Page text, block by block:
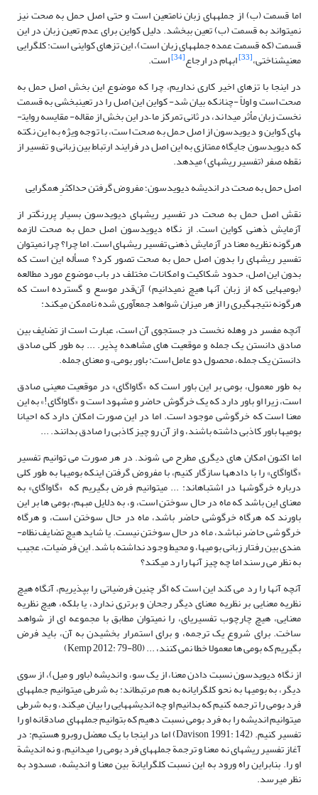
اما قسمت (ب) از جمله­های زبان نامتعین است و حتی اصل حمل به صحت نیز
نمی­تواند به قسمت (ب) تعین ببخشد. دلیل کواین برای عدم تعین زبان در این
قسمت (که قسمت عمده جمله­های زبان است)، این تزهای کواینی است: کل­گرایی
معنی­شناختی،[33] ابهام در ارجاع[34]
است.
در اینجا با تزهای اخیر کاری نداریم، چرا که موضوع این بخش اصل حمل به
صحت است و اولاً -چنانکه بیان شد- کواین این اصل را در تعین­بخشی به قسمت
نخست زبان مأثر می­داند، در ثانی تمرکز ما –در این بخش از مقاله- مقایسه روایت­
های کواین و دیویدسون از اصل حمل به صحت است، با توجه ویژه به این نکته
که دیویدسون جایگاه ممتازی به این اصل در فرایند ارتباط بین زبانی و تفسیر از
نقطه صفر (تفسیر ریشه­ای) می­دهد.
اصل حمل به صحت در اندیشه دیویدسون؛ مفروض گرفتن حداکثرِ هم­گرایی
نقش اصل حمل به صحت در تفسیر ریشه­ای دیویدسون بسیار پررنگ­تر از
آزمایش ذهنی کواین است. از نگاه دیویدسون اصل حمل به صحت لازمه
هرگونه نظریه معنا در آزمایش ذهنی تفسیر ریشه­ای است. اما چرا؟ چرا نمی­توان
تفسیر ریشه­ای را بدون اصل حمل به صحت تصور کرد؟ مسأله این است که
بدون این اصل، حدود شکاکیت و امکانات مختلف در باب موضوع مورد مطالعه
(بومی­هایی که از زبان آنها هیچ نمی­دانیم) آن‌قدر موسع و گسترده است که
هرگونه نتیجه­گیری را از هر میزان شواهد جمع­آوری شده ناممکن می­کند:
آنچه مفسر در وهله نخست در جستجوی آن است، عبارت است از تضایف بین
صادق دانستن یک جمله و موقعیت های مشاهده پذیر. ... به طور کلی صادق
دانستن یک جمله، محصول دو عامل است: باور بومی، و معنای جمله.
به طور معمول، بومی بر این باور است که «گاواگای» در موقعیت معینی صادق
است، زیرا او باور دارد که یک خرگوش حاضر و مشهود است و «گاواگای!» به این
معنا است که خرگوشی موجود است. اما در این صورت امکان دارد که احیانا
بومی­ها باور کاذبی داشته باشند، و از آن رو چیز کاذبی را صادق بدانند. ...
اما اکنون امکان های دیگری مطرح می شوند. در هر صورت می توانیم تفسیر
«گاواگای» را با داده­ها سازگار کنیم، با مفروض گرفتن اینکه بومی­ها به طور کلی
درباره خرگوش­ها در اشتباه­اند: ... می­توانیم فرض بگیریم که «گاواگای» به
معنای این باشد که ماه در حال سوختن است، و، به دلایل مبهم، بومی ها بر این
باورند که هرگاه خرگوشی حاضر باشد، ماه در حال سوختن است، و هرگاه
خرگوشی حاضر نباشد، ماه در حال سوختن نیست. یا شاید هیچ تضایف نظام­
مندی بین رفتار زبانی بومی­ها، و محیط وجود نداشته باشد. این فرضیات، عجیب
به نظر می رسند اما چه چیز آنها را رد می­کند؟
آنچه آنها را رد می کند این است که اگر چنین فرضیاتی را بپذیریم، آنگاه هیچ
نظریه معنایی بر نظریه معنای دیگر رجحان و برتری ندارد، یا بلکه، هیچ نظریه
معنایی، هیچ چارچوب تفسیری­ای، را نمی­توان مطابق با مجموعه ای از شواهد
ساخت. برای شروع یک ترجمه، و برای استمرار بخشیدن به آن، باید فرض
بگیریم که بومی ها معمولا خطا نمی کنند، ... (Kemp 2012: 79-80)
از نگاه دیویدسون نسبت دادن معنا، از یک سو، و اندیشه (باور و میل)، از سوی
دیگر، به بومی­ها به نحو کل­گرایانه به هم مرتبط­اند: به شرطی می­توانیم جمله­های
فرد بومی را ترجمه کنیم که بدانیم او چه اندیشه­هایی را بیان می­کند، و به شرطی
می­توانیم اندیشه را به فرد بومی نسبت دهیم که بتوانیم جمله­های صادقانه او را
تفسیر کنیم. (Davison 1991: 142) اما در اینجا با یک معضل روبرو هستیم: در
آغاز تفسیر ریشه­ای نه معنا و ترجمة جمله­های فرد بومی را می­دانیم، و نه اندیشة
او را. بنابراین راه ورود به این نسبت کل­گرایانة بین معنا و اندیشه، مسدود به
نظر می­رسد.